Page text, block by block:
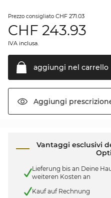
Prezzo consigliato CHF 271.03
CHF 243.93
IVA inclusa.
aggiungi nel carrello
Aggiungi
Vantaggi esclusivi
Lieferung bis an Deine
weiteren Kosten an
Kauf auf Rechnung